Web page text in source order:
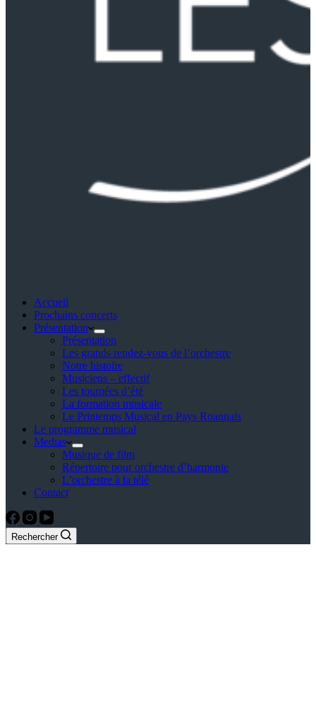
Accueil
Prochains concerts
Présentation
Présentation
Les grands rendez-vous de l’orchestre
Notre histoire
Musiciens – effectif
Les tournées d’été
La formation musicale
Le Printemps Musical en Pays Roannais
Le programme musical
Medias
Musique de film
Répertoire pour orchestre d’harmonie
L’orchestre à la télé
Contact
Rechercher